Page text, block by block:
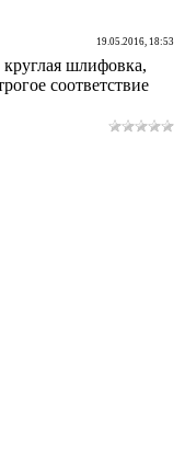
19.05.2016, 18:53
круглая шлифовка,
соответствие